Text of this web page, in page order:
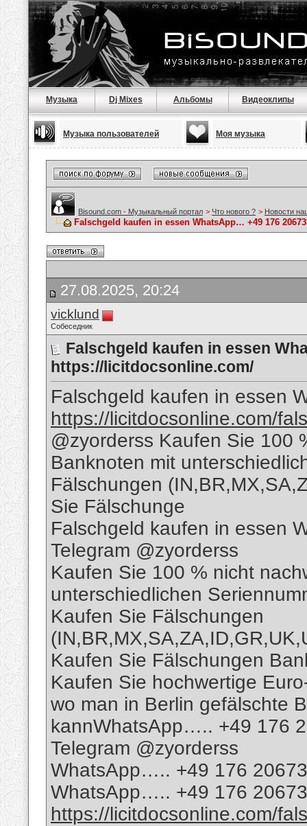
Музыка Dj Mixes Альбомы Видеоклипы
Музыка пользователей Моя музыка
Bisound.com - Музыкальный портал > Что нового ? > Новости
Falschgeld kaufen in essen WhatsApp… +49 176
27.08.2025, 20:24
vicklund
Собеседник
Falschgeld kaufen in essen
https://licitdocsonline.com/
Falschgeld kaufen in essen
https://licitdocsonline.com/
@zyorderss Kaufen Sie 100
Banknoten mit
Fälschungen
Sie Fälschunge
Falschgeld kaufen in essen
Telegram @zyorderss
Kaufen Sie 100 % nicht
unterschiedlichen
Kaufen Sie Fälschungen
Kaufen Sie Fälschungen
Kaufen Sie hochwertige
wo man in Berlin gefälschte
kannWhatsApp….. +49 176
Telegram @zyorderss
WhatsApp….. +49 176
WhatsApp….. +49 176
https://licitdocsonline.com/